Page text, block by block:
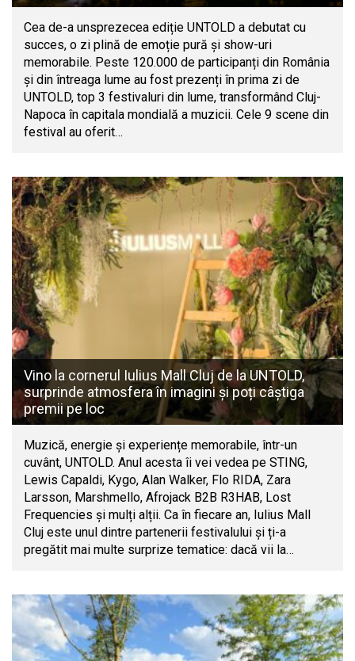
Cea de-a unsprezecea ediție UNTOLD a debutat cu
succes, o zi plină de emoție pură și show-uri
memorabile. Peste 120.000 de participanți din România
și din întreaga lume au fost prezenți în prima zi de
UNTOLD, top 3 festivaluri din lume, transformând Cluj-
Napoca în capitala mondială a muzicii. Cele 9 scene din
festival au oferit…
Vino la cornerul Iulius Mall Cluj de la UNTOLD,
surprinde atmosfera în imagini și poți câștiga
premii pe loc
Muzică, energie și experiențe memorabile, într-un
cuvânt, UNTOLD. Anul acesta îi vei vedea pe STING,
Lewis Capaldi, Kygo, Alan Walker, Flo RIDA, Zara
Larsson, Marshmello, Afrojack B2B R3HAB, Lost
Frequencies și mulți alții. Ca în fiecare an, Iulius Mall
Cluj este unul dintre partenerii festivalului și ți-a
pregătit mai multe surprize tematice: dacă vii la…